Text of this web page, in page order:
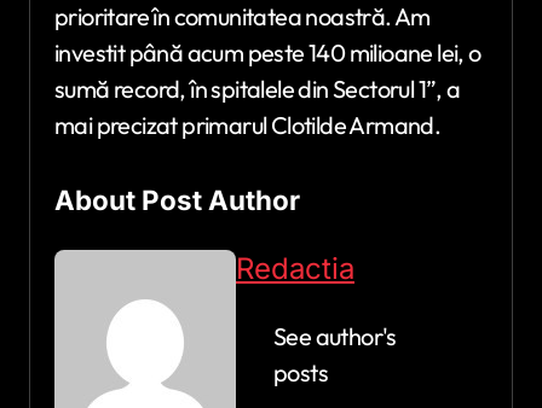
prioritare în comunitatea noastră. Am
investit până acum peste 140 milioane lei, o
sumă record, în spitalele din Sectorul 1”, a
mai precizat primarul Clotilde Armand.
About Post Author
Redactia
See author's
posts